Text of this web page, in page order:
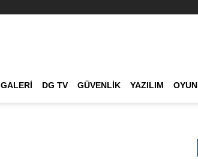
GALERI DG TV GÜVENLIK YAZILIM OYUN